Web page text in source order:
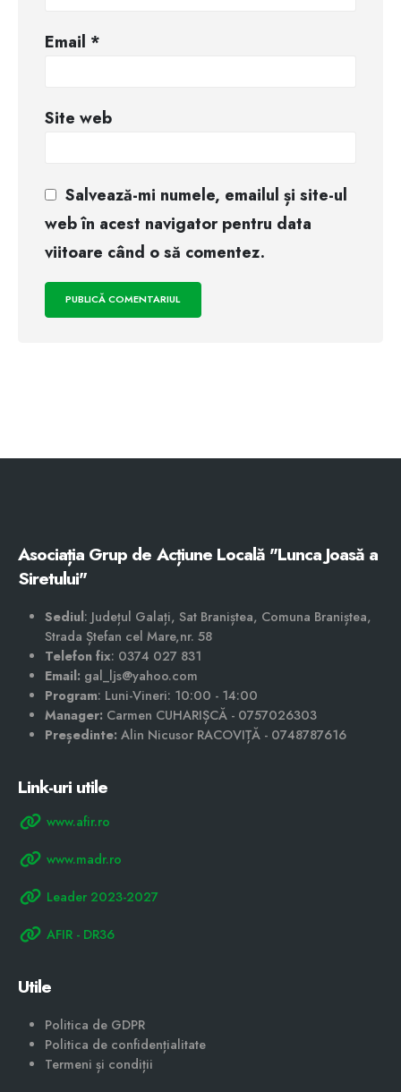
Email *
Site web
Salvează-mi numele, emailul și site-ul
web în acest navigator pentru data
viitoare când o să comentez.
Asociația Grup de Acțiune Locală "Lunca Joasă a
Siretului"
Sediul: Județul Galați, Sat Braniștea, Comuna Braniștea,
Strada Ștefan cel Mare,nr. 58
Telefon fix: 0374 027 831
Email: gal_ljs@yahoo.com
Program: Luni-Vineri: 10:00 - 14:00
Manager: Carmen CUHARIȘCĂ - 0757026303
Președinte: Alin Nicusor RACOVIȚĂ - 0748787616
Link-uri utile
www.afir.ro
www.madr.ro
Leader 2023-2027
AFIR - DR36
Utile
Politica de GDPR
Politica de confidențialitate
Termeni și condiții